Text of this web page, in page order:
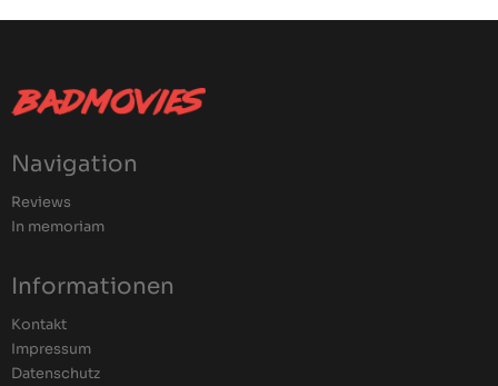
Navigation
Reviews
In memoriam
Informationen
Kontakt
Impressum
Datenschutz